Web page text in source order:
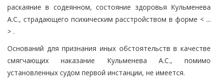
раскаяние в содеянном, состояние здоровья Кульменева
А.С., страдающего психическим расстройством в форме < ...
> .
Оснований для признания иных обстоятельств в качестве
смягчающих наказание Кульменева А.С., помимо
установленных судом первой инстанции, не имеется.